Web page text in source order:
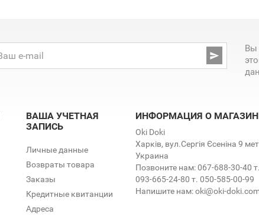

Вы
ВАША УЧЕТНАЯ
ЗАПИСЬ
Личные данные
Возвраты товара
Заказы
Кредитные квитанции
Адреса
ИНФОРМАЦИЯ О
Oki Doki
Харків, вул.Сергія Єсеніна 9
Украина
Позвоните нам:067-688-30-40
093-665-24-80 т. 050-585-00-99
Напишите нам:oki@oki-